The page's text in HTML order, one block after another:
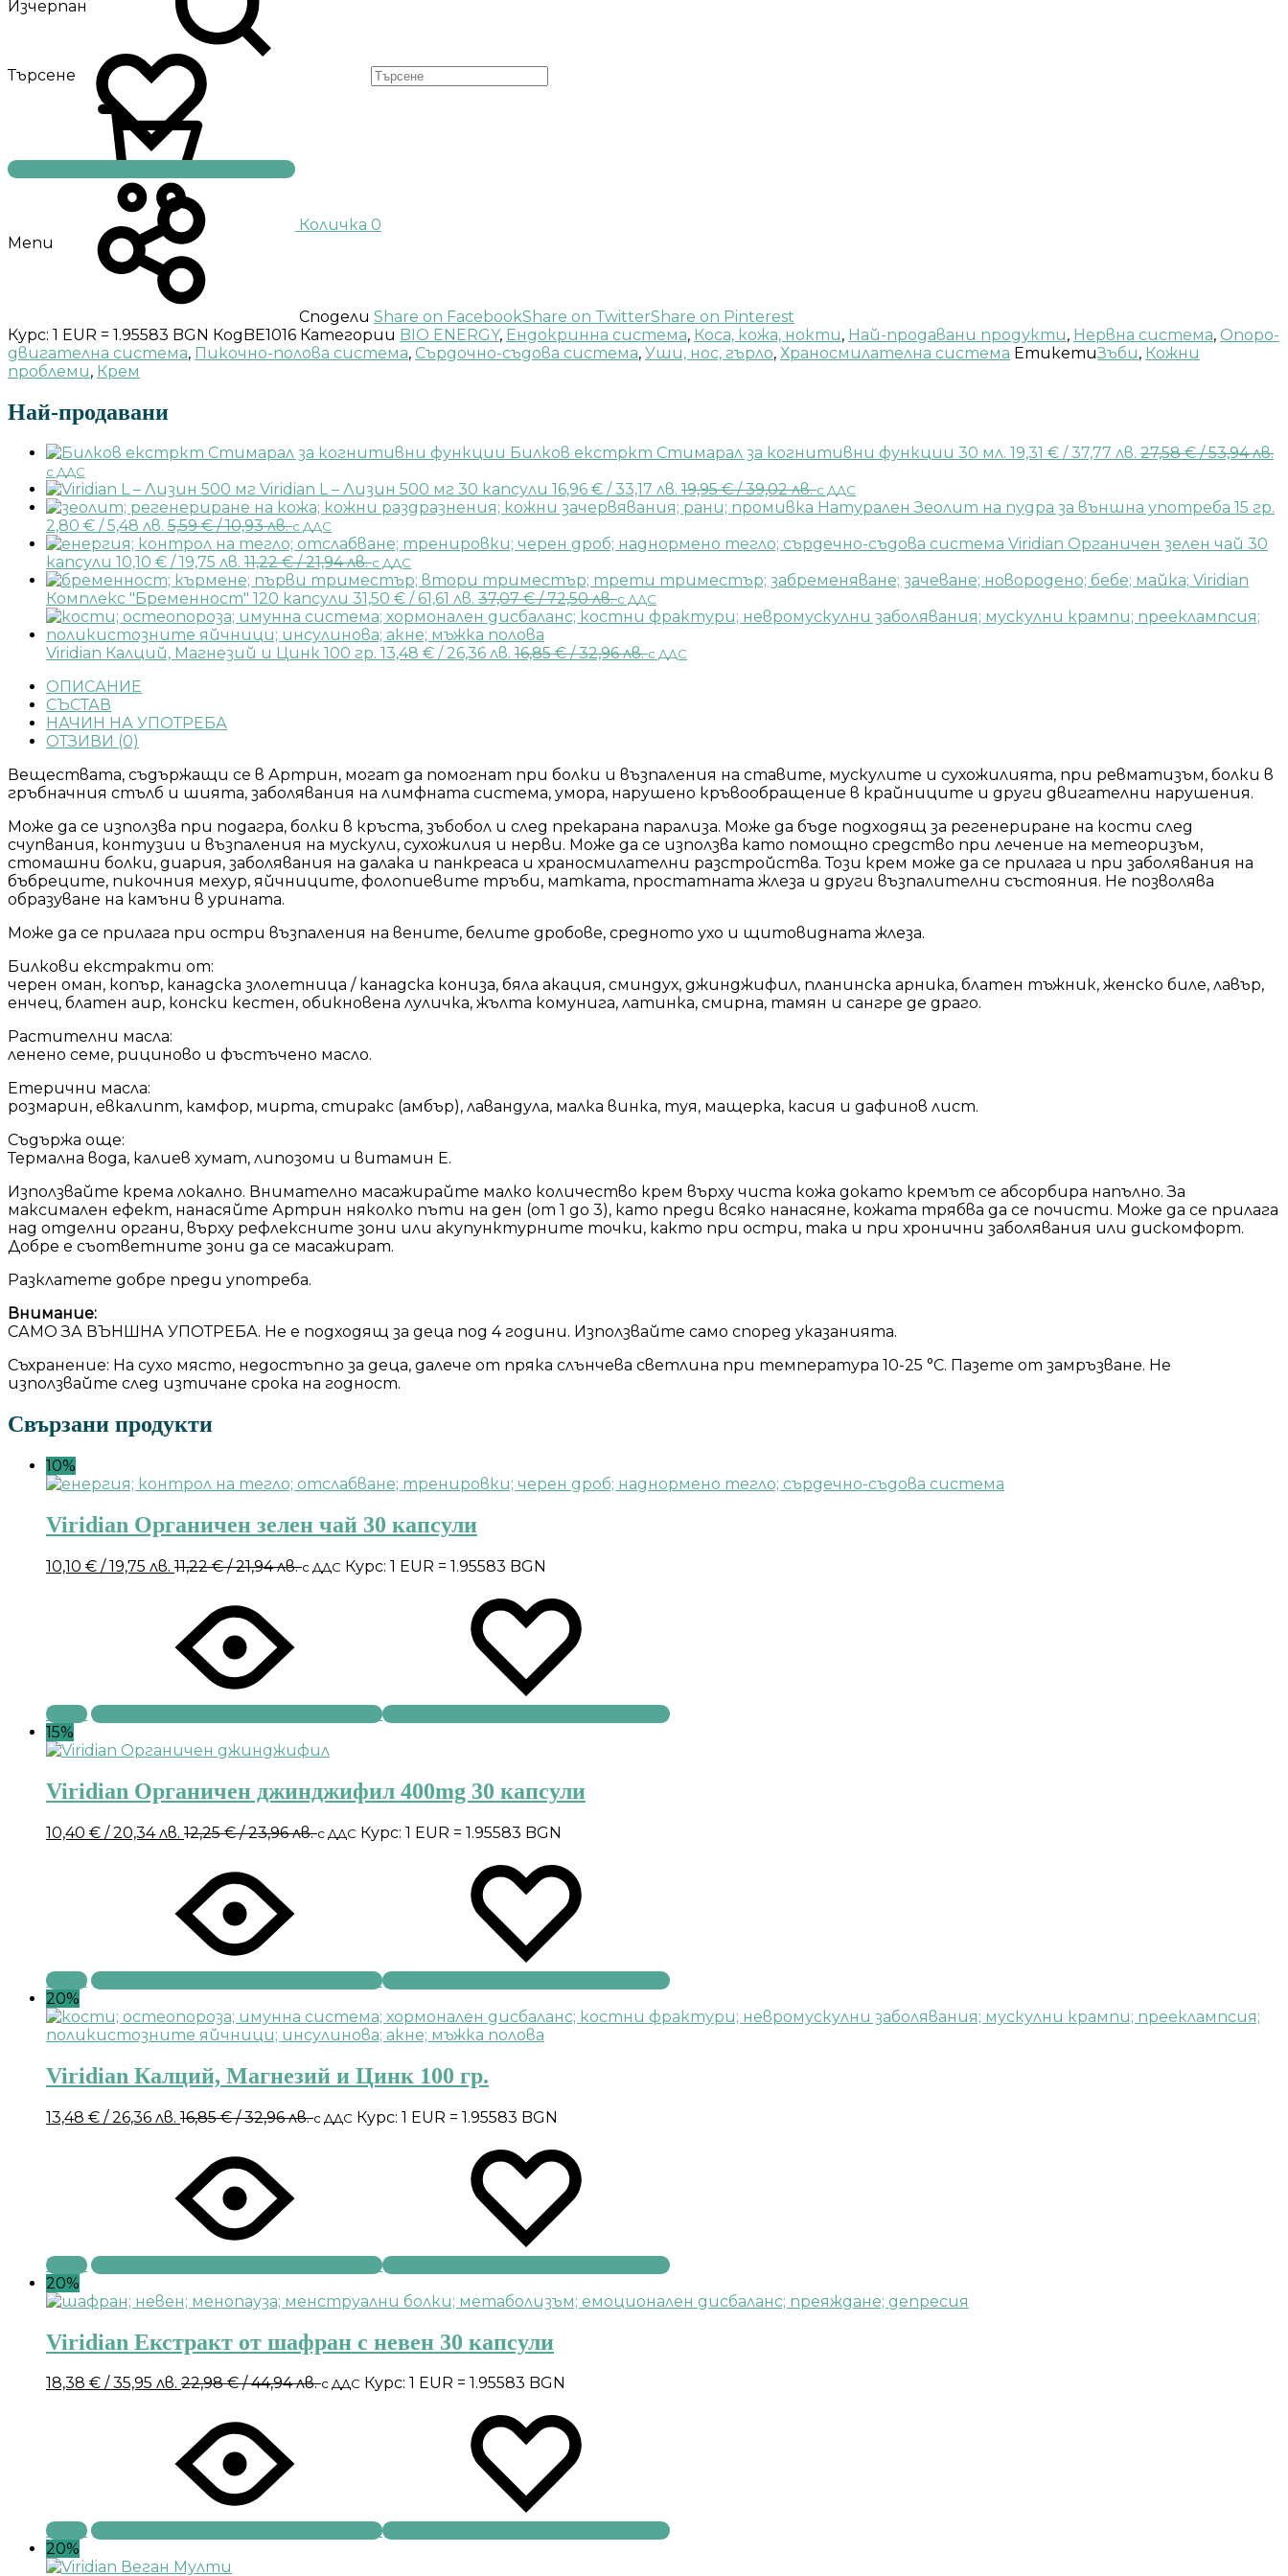
Търсене
Количка 0
Menu
Изчерпан
Сподели Share on FacebookShare on TwitterShare on Pinterest
Курс: 1 EUR = 1.95583 BGN КодBE1016 Категории BIO ENERGY, Ендокринна система, Коса, кожа, нокти, Най-продавани продукти, Нервна система, Опоро-
двигателна система, Пикочно-полова система, Сърдочно-съдова система, Уши, нос, гърло, Храносмилателна система ЕтикетиЗъби, Кожни
проблеми, Крем
Най-продавани
Билков екстркт Стимарал за когнитивни функции 30 мл. 19,31 € / 37,77 лв. 27,58€/ 53,94 лв.
с ДДС
Viridian L – Лизин 500 мг 30 капсули 16,96 € / 33,17 лв. 19,95€/ 39,02 лв.с ДДС
Натурален Зеолит на пудра за външна употреба 15 гр.
2,80 € / 5,48 лв. 5,59€/ 10,93 лв.с ДДС
Viridian Органичен зелен чай 30
капсули 10,10 € / 19,75 лв. 11,22€/ 21,94 лв.с ДДС
Viridian
Комплекс "Бременност" 120 капсули 31,50 € / 61,61 лв. 37,07€/ 72,50 лв.с ДДС
Viridian Калций, Магнезий и Цинк 100 гр. 13,48 € / 26,36 лв. 16,85€/ 32,96 лв.с ДДС
ОПИСАНИЕ
СЪСТАВ
НАЧИН НА УПОТРЕБА
ОТЗИВИ (0)
Веществата, съдържащи се в Артрин, могат да помогнат при болки и възпаления на ставите, мускулите и сухожилията, при ревматизъм, болки в
гръбначния стълб и шията, заболявания на лимфната система, умора, нарушено кръвообращение в крайниците и други двигателни нарушения.
Може да се използва при подагра, болки в кръста, зъбобол и след прекарана парализа. Може да бъде подходящ за регенериране на кости след
счупвания, контузии и възпаления на мускули, сухожилия и нерви. Може да се използва като помощно средство при лечение на метеоризъм,
стомашни болки, диария, заболявания на далака и панкреаса и храносмилателни разстройства. Този крем може да се прилага и при заболявания на
бъбреците, пикочния мехур, яйчниците, фолопиевите тръби, матката, простатната жлеза и други възпалителни състояния. Не позволява
образуване на камъни в урината.
Може да се прилага при остри възпаления на вените, белите дробове, средното ухо и щитовидната жлеза.
Билкови екстракти от:
черен оман, копър, канадска злолетница / канадска кониза, бяла акация, сминдух, джинджифил, планинска арника, блатен тъжник, женско биле, лавър,
енчец, блатен аир, конски кестен, обикновена луличка, жълта комунига, латинка, смирна, тамян и сангре де драго.
Растителни масла:
ленено семе, рициново и фъстъчено масло.
Етерични масла:
розмарин, евкалипт, камфор, мирта, стиракс (амбър), лавандула, малка винка, туя, мащерка, касия и дафинов лист.
Съдържа още:
Термална вода, калиев хумат, липозоми и витамин E.
Използвайте крема локално. Внимателно масажирайте малко количество крем върху чиста кожа докато кремът се абсорбира напълно. За
максимален ефект, нанасяйте Артрин няколко пъти на ден (от 1 до 3), като преди всяко нанасяне, кожата трябва да се почисти. Може да се прилага
над отделни органи, върху рефлексните зони или акупунктурните точки, както при остри, така и при хронични заболявания или дискомфорт.
Добре е съответните зони да се масажират.
Разклатете добре преди употреба.
Внимание:
САМО ЗА ВЪНШНА УПОТРЕБА. Не е подходящ за деца под 4 години. Използвайте само според указанията.
Съхранение: На сухо място, недостъпно за деца, далече от пряка слънчева светлина при температура 10-25 °C. Пазете от замръзване. Не
използвайте след изтичане срока на годност.
Свързани продукти
10%
Viridian Органичен зелен чай 30 капсули
10,10 € / 19,75 лв. 11,22€/ 21,94 лв.с ДДС Курс: 1 EUR = 1.95583 BGN
Купи
15%
Viridian Органичен джинджифил 400mg 30 капсули
10,40 € / 20,34 лв. 12,25€/ 23,96 лв.с ДДС Курс: 1 EUR = 1.95583 BGN
Купи
20%
Viridian Калций, Магнезий и Цинк 100 гр.
13,48 € / 26,36 лв. 16,85€/ 32,96 лв.с ДДС Курс: 1 EUR = 1.95583 BGN
Купи
20%
Viridian Екстракт от шафран с невен 30 капсули
18,38 € / 35,95 лв. 22,98€/ 44,94 лв.с ДДС Курс: 1 EUR = 1.95583 BGN
Купи
20%